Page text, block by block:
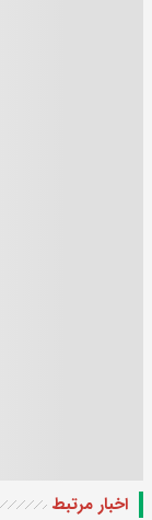
اخبار مرتبط